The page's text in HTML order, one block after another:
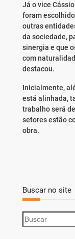
Já o vice
foram
outras
da sociedade,
sinergia e que
com
destacou.
Inicialmente,
está alinhada,
trabalho será
setores estão
obra.
Buscar no site
S
e